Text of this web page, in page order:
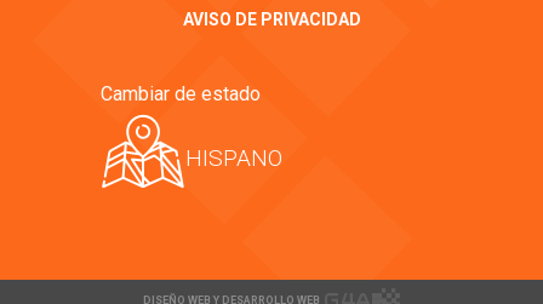
AVISO DE PRIVACIDAD
Cambiar de estado
HISPANO
DISEÑO WEB Y DESARROLLO WEB